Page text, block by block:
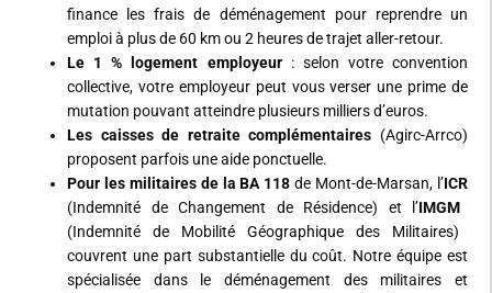
finance les frais de déménagement pour reprendre un
emploi à plus de 60 km ou 2 heures de trajet aller-retour.
Le 1 % logement employeur: selon votre convention
collective, votre employeur peut vous verser une prime de
mutation pouvant atteindre plusieurs milliers d’euros.
Les caisses de retraite complémentaires (Agirc-Arrco)
proposent parfois une aide ponctuelle.
Pour les militaires de la BA 118 de Mont-de-Marsan, l’ICR
(Indemnité de Changement de Résidence) et l’IMGM
(Indemnité de Mobilité Géographique des Militaires)
couvrent une part substantielle du coût. Notre équipe est
spécialisée dans le
déménagement des militaires et